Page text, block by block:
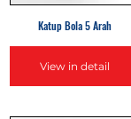
Katup Bola 5 Arah
View in detail